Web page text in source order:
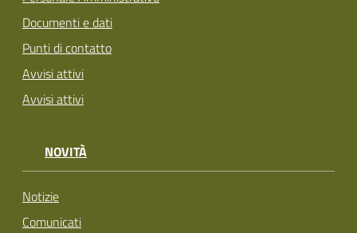
Documenti e dati
Punti di contatto
Avvisi attivi
Avvisi attivi
NOVITÀ
Notizie
Comunicati